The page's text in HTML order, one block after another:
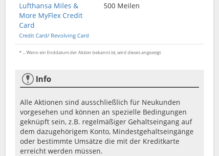
Lufthansa Miles &
More MyFlex Credit
Card
Credit Card/ Revolving Card
500 Meilen
* ... Wenn ein Enddatum der Aktion bekannt ist, wird dieses angezeigt
Info
Alle Aktionen sind ausschließlich für Neukunden
vorgesehen und können an spezielle Bedingungen
geknüpft sein, z.B. regelmäßiger Gehaltseingang auf
dem dazugehörigem Konto, Mindestgehaltseingänge
oder bestimmte Umsätze die mit der Kreditkarte
erreicht werden müssen.